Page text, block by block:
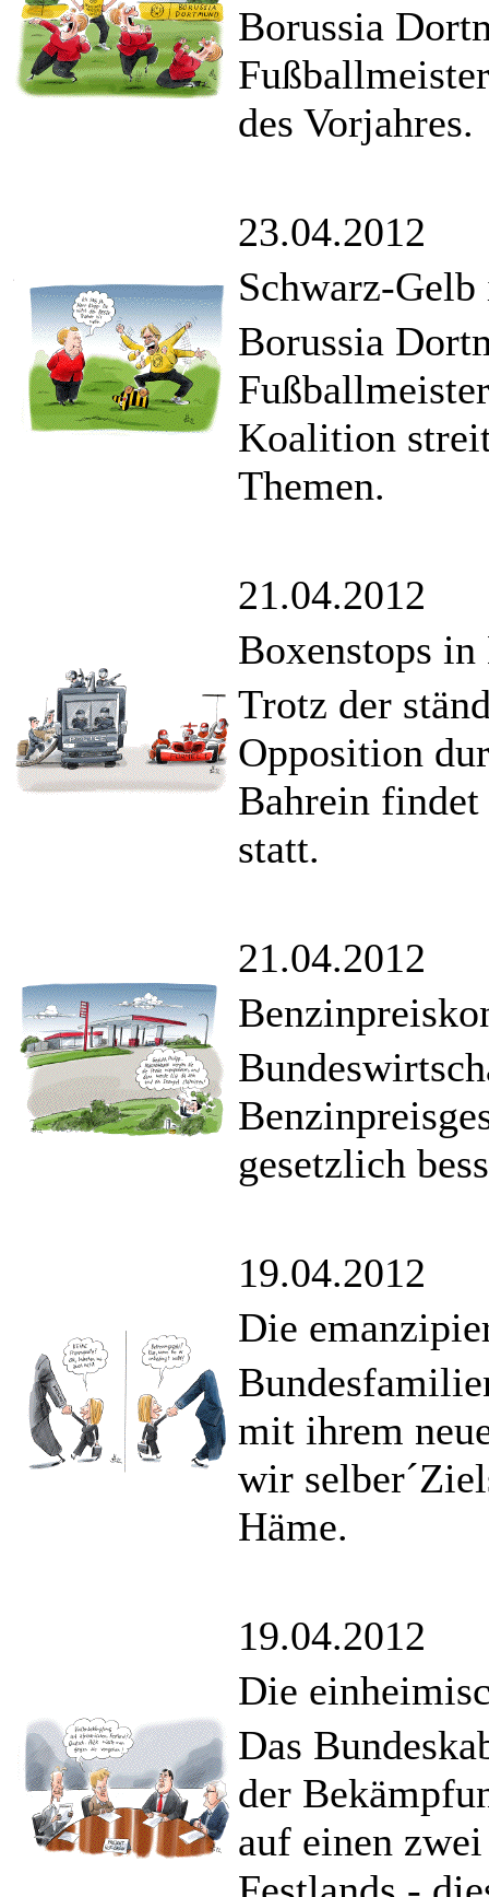
Borussia
des Vorjahres.
23.04.2012
Schwarz-
Borussia
Koalition
Themen.
21.04.2012
Boxenstops
Trotz der
Opposition
Bahrein
statt.
21.04.2012
gesetzlich
19.04.2012
Die
mit ihrem
wir
Häme.
19.04.2012
Die
Das
der
auf einen